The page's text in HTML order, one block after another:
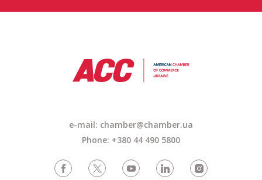
e-mail: chamber@chamber.ua
Phone: +380 44 490 5800